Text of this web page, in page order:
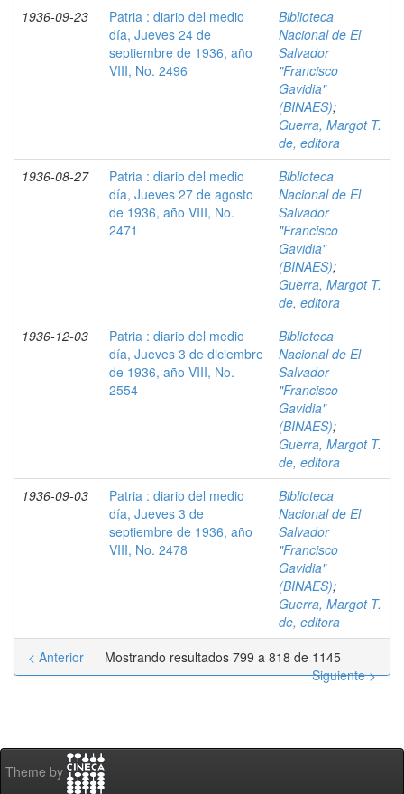
1936-09-23
Patria : diario del medio
día, Jueves 24 de
septiembre de 1936, año
VIII, No. 2496
Biblioteca
Nacional de El
Salvador
"Francisco
Gavidia"
(BINAES);
Guerra, Margot T.
de, editora
1936-08-27
Patria : diario del medio
día, Jueves 27 de agosto
de 1936, año VIII, No.
2471
Biblioteca
Nacional de El
Salvador
"Francisco
Gavidia"
(BINAES);
Guerra, Margot T.
de, editora
1936-12-03
Patria : diario del medio
día, Jueves 3 de diciembre
de 1936, año VIII, No.
2554
Biblioteca
Nacional de El
Salvador
"Francisco
Gavidia"
(BINAES);
Guerra, Margot T.
de, editora
1936-09-03
Patria : diario del medio
día, Jueves 3 de
septiembre de 1936, año
VIII, No. 2478
Biblioteca
Nacional de El
Salvador
"Francisco
Gavidia"
(BINAES);
Guerra, Margot T.
de, editora
Mostrando resultados 799 a 818 de 1145
< Anterior
Siguiente >
Theme by